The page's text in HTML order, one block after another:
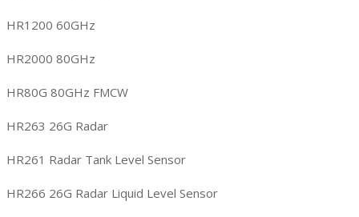
HR1200 60GHz
HR2000 80GHz
HR80G 80GHz FMCW
HR263 26G Radar
HR261 Radar Tank Level Sensor
HR266 26G Radar Liquid Level Sensor